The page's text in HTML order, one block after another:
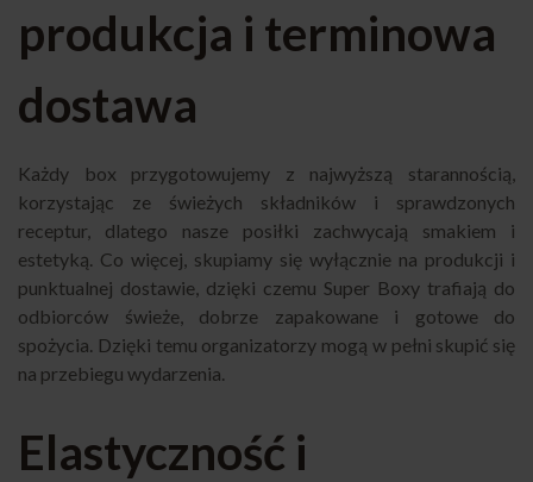
produkcja i terminowa
dostawa
Każdy box przygotowujemy z najwyższą starannością,
korzystając ze świeżych składników i sprawdzonych
receptur, dlatego nasze posiłki zachwycają smakiem i
estetyką. Co więcej, skupiamy się wyłącznie na produkcji i
punktualnej dostawie, dzięki czemu Super Boxy trafiają do
odbiorców świeże, dobrze zapakowane i gotowe do
spożycia. Dzięki temu organizatorzy mogą w pełni skupić się
na przebiegu wydarzenia.
Elastyczność i